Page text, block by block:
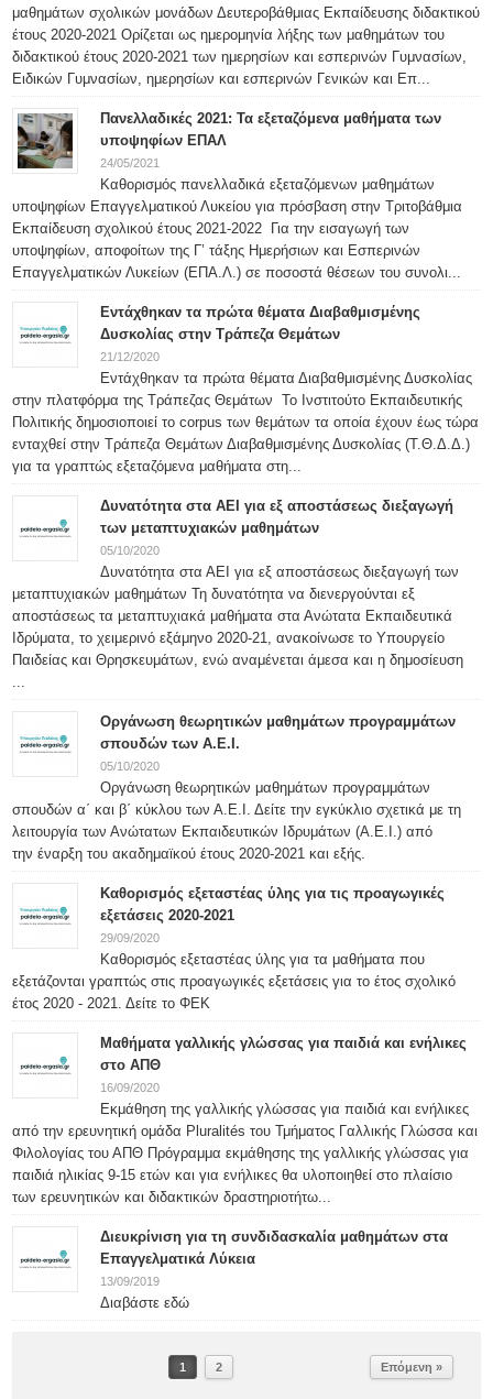
μαθημάτων σχολικών μονάδων Δευτεροβάθμιας Εκπαίδευσης διδακτικού
έτους 2020-2021 Ορίζεται ως ημερομηνία λήξης των μαθημάτων του
διδακτικού έτους 2020-2021 των ημερησίων και εσπερινών Γυμνασίων,
Ειδικών Γυμνασίων, ημερησίων και εσπερινών Γενικών και Επ...
Πανελλαδικές 2021: Τα εξεταζόμενα μαθήματα των
υποψηφίων ΕΠΑΛ
24/05/2021
Καθορισμός πανελλαδικά εξεταζόμενων μαθημάτων
υποψηφίων Επαγγελματικού Λυκείου για πρόσβαση στην Τριτοβάθμια
Εκπαίδευση σχολικού έτους 2021-2022 Για την εισαγωγή των
υποψηφίων, αποφοίτων της Γ’ τάξης Ημερήσιων και Εσπερινών
Επαγγελματικών Λυκείων (ΕΠΑ.Λ.) σε ποσοστά θέσεων του συνολι...
Εντάχθηκαν τα πρώτα θέματα Διαβαθμισμένης
Δυσκολίας στην Τράπεζα Θεμάτων
21/12/2020
Εντάχθηκαν τα πρώτα θέματα Διαβαθμισμένης Δυσκολίας
στην πλατφόρμα της Τράπεζας Θεμάτων Το Ινστιτούτο Εκπαιδευτικής
Πολιτικής δημοσιοποιεί το corpus των θεμάτων τα οποία έχουν έως τώρα
ενταχθεί στην Τράπεζα Θεμάτων Διαβαθμισμένης Δυσκολίας (Τ.Θ.Δ.Δ.)
για τα γραπτώς εξεταζόμενα μαθήματα στη...
Δυνατότητα στα ΑΕΙ για εξ αποστάσεως διεξαγωγή
των μεταπτυχιακών μαθημάτων
05/10/2020
Δυνατότητα στα ΑΕΙ για εξ αποστάσεως διεξαγωγή των
μεταπτυχιακών μαθημάτων Τη δυνατότητα να διενεργούνται εξ
αποστάσεως τα μεταπτυχιακά μαθήματα στα Ανώτατα Εκπαιδευτικά
Ιδρύματα, το χειμερινό εξάμηνο 2020-21, ανακοίνωσε το Υπουργείο
Παιδείας και Θρησκευμάτων, ενώ αναμένεται άμεσα και η δημοσίευση
...
Οργάνωση θεωρητικών μαθημάτων προγραμμάτων
σπουδών των Α.Ε.Ι.
05/10/2020
Οργάνωση θεωρητικών μαθημάτων προγραμμάτων
σπουδών α΄ και β΄ κύκλου των Α.Ε.Ι. Δείτε την εγκύκλιο σχετικά με τη
λειτουργία των Ανώτατων Εκπαιδευτικών Ιδρυμάτων (Α.Ε.Ι.) από
την έναρξη του ακαδημαϊκού έτους 2020-2021 και εξής.
Καθορισμός εξεταστέας ύλης για τις προαγωγικές
εξετάσεις 2020-2021
29/09/2020
Καθορισμός εξεταστέας ύλης για τα μαθήματα που
εξετάζονται γραπτώς στις προαγωγικές εξετάσεις για το έτος σχολικό
έτος 2020 - 2021. Δείτε το ΦΕΚ
Μαθήματα γαλλικής γλώσσας για παιδιά και ενήλικες
στο ΑΠΘ
16/09/2020
Εκμάθηση της γαλλικής γλώσσας για παιδιά και ενήλικες
από την ερευνητική ομάδα Pluralités του Τμήματος Γαλλικής Γλώσσα και
Φιλολογίας του ΑΠΘ Πρόγραμμα εκμάθησης της γαλλικής γλώσσας για
παιδιά ηλικίας 9-15 ετών και για ενήλικες θα υλοποιηθεί στο πλαίσιο
των ερευνητικών και διδακτικών δραστηριοτήτω...
Διευκρίνιση για τη συνδιδασκαλία μαθημάτων στα
Επαγγελματικά Λύκεια
13/09/2019
Διαβάστε εδώ
1 2 Επόμενη »